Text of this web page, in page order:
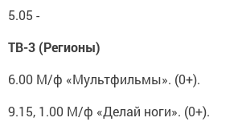
5.05 -
ТВ-3 (Регионы)
6.00 М/ф «Мультфильмы». (0+).
9.15, 1.00 М/ф «Делай ноги». (0+).